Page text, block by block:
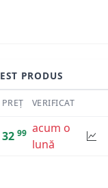
PRODUS
PREȚ VERIFICAT
32 99 acum o
lună